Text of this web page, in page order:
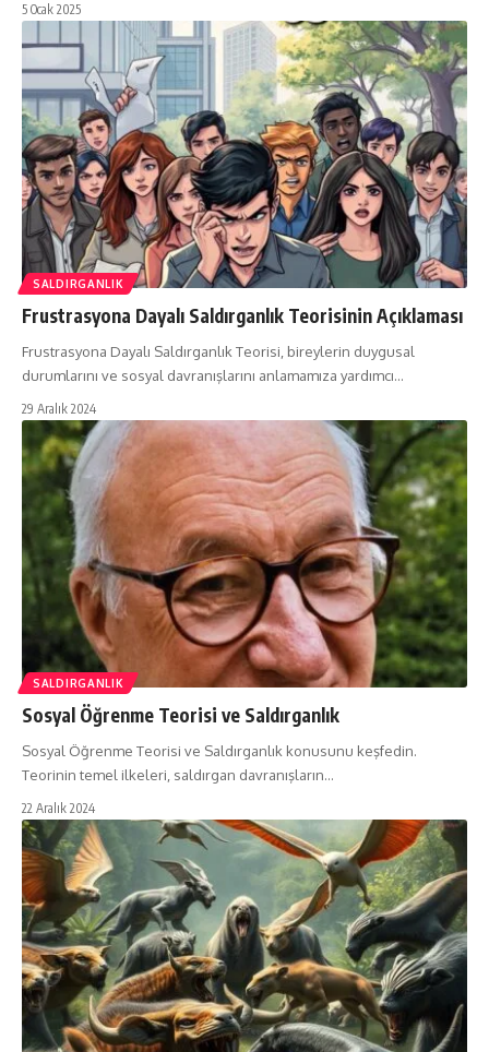
5 Ocak 2025
SALDIRGANLIK
Frustrasyona Dayalı Saldırganlık Teorisinin Açıklaması
Frustrasyona Dayalı Saldırganlık Teorisi, bireylerin duygusal
durumlarını ve sosyal davranışlarını anlamamıza yardımcı…
29 Aralık 2024
SALDIRGANLIK
Sosyal Öğrenme Teorisi ve Saldırganlık
Sosyal Öğrenme Teorisi ve Saldırganlık konusunu keşfedin.
Teorinin temel ilkeleri, saldırgan davranışların…
22 Aralık 2024